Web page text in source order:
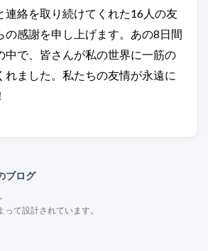
連絡を取り続けてくれた16人の友
の感謝を申し上げます。あの8日間
中で、皆さんが私の世界に一筋の
れました。私たちの友情が永遠に
ブログ
って設計されています。